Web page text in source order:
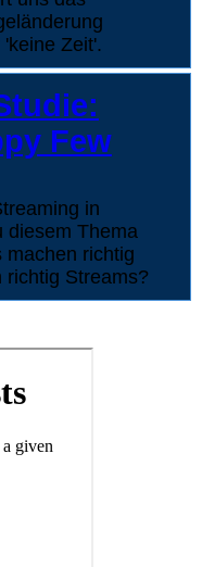
Zeit'.
Few
in
diesem Thema
machen richtig
richtig Streams?